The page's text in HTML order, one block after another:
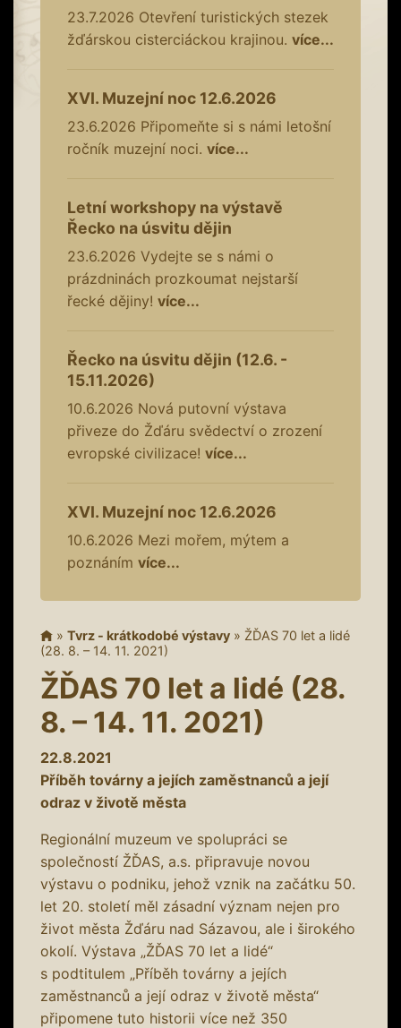
23.7.2026 Otevření turistických stezek
žďárskou cisterciáckou krajinou. více...
XVI. Muzejní noc 12.6.2026
23.6.2026 Připomeňte si s námi letošní
ročník muzejní noci. více...
Letní workshopy na výstavě
Řecko na úsvitu dějin
23.6.2026 Vydejte se s námi o
prázdninách prozkoumat nejstarší
řecké dějiny! více...
Řecko na úsvitu dějin (12.6. -
15.11.2026)
10.6.2026 Nová putovní výstava
přiveze do Žďáru svědectví o zrození
evropské civilizace! více...
XVI. Muzejní noc 12.6.2026
10.6.2026 Mezi mořem, mýtem a
poznáním více...
» Tvrz - krátkodobé výstavy » ŽĎAS 70 let a lidé
(28. 8. – 14. 11. 2021)
ŽĎAS 70 let a lidé (28.
8. – 14. 11. 2021)
22.8.2021
Příběh továrny a jejích zaměstnanců a její
odraz v životě města
Regionální muzeum ve spolupráci se
společností ŽĎAS, a.s. připravuje novou
výstavu o podniku, jehož vznik na začátku 50.
let 20. století měl zásadní význam nejen pro
život města Žďáru nad Sázavou, ale i širokého
okolí. Výstava „ŽĎAS 70 let a lidé“
s podtitulem „Příběh továrny a jejích
zaměstnanců a její odraz v životě města“
připomene tuto historii více než 350